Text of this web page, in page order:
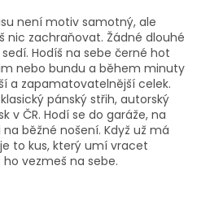
není motiv samotný, ale
nic zachraňovat. Žádné dlouhé
Hodíš na sebe černé hot
nebo bundu a během minuty
a zapamatovatelnější celek.
pánský střih, autorský
v ČR. Hodí se do garáže, na
běžné nošení. Když už má
to kus, který umí vracet
vezmeš na sebe.